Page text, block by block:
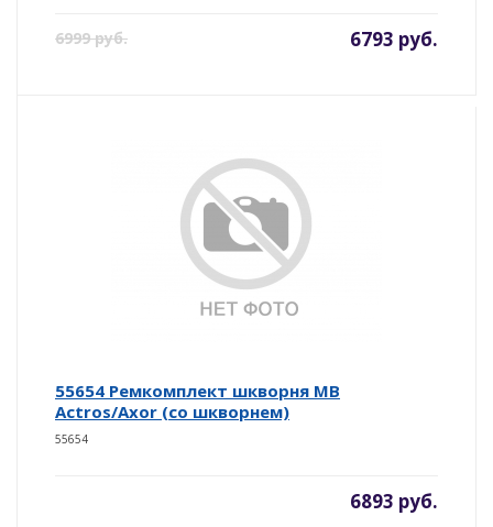
6999 руб. 6793 руб.
55654 Ремкомплект шкворня MB
Actros/Axor (со шкворнем)
55654
6893 руб.